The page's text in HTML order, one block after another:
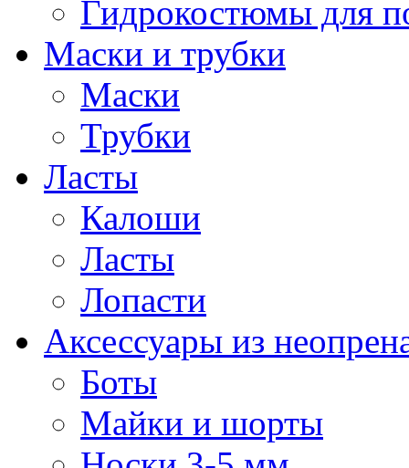
Гидрокостюмы для
Маски и трубки
Маски
Трубки
Ласты
Калоши
Ласты
Лопасти
Аксессуары из
Боты
Майки и шорты